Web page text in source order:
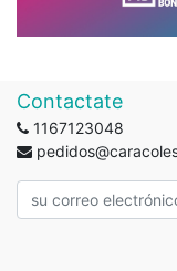
Contactate
1167123048